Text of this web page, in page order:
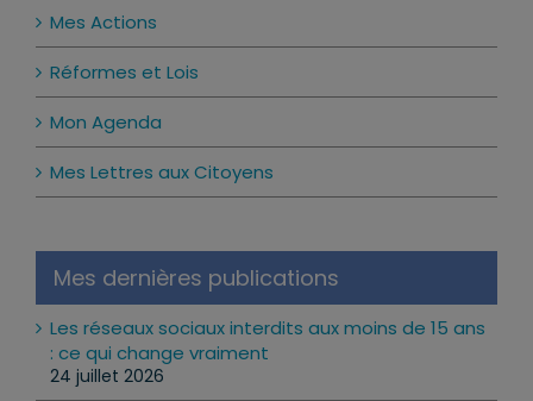
Mes Actions
Réformes et Lois
Mon Agenda
Mes Lettres aux Citoyens
Mes dernières publications
Les réseaux sociaux interdits aux moins de 15 ans
: ce qui change vraiment
24 juillet 2026